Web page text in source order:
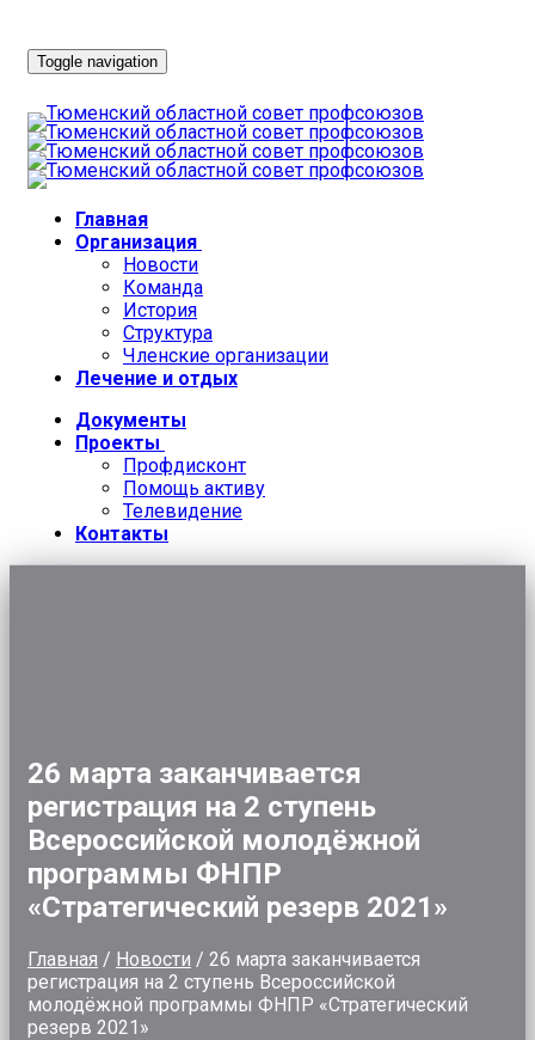
Toggle navigation
Главная
Организация
Новости
Команда
История
Структура
Членские организации
Лечение и отдых
Документы
Проекты
Профдисконт
Помощь активу
Телевидение
Контакты
26 марта заканчивается
регистрация на 2 ступень
Всероссийской молодёжной
программы ФНПР
«Стратегический резерв 2021»
Главная / Новости / 26 марта заканчивается
регистрация на 2 ступень Всероссийской
молодёжной программы ФНПР «Стратегический
резерв 2021»